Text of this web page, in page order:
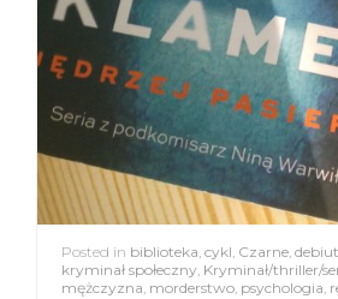
Posted in biblioteka cykl Czarne debiut
kryminał społeczny Kryminał/thriller/
mężczyzna morderstwo psychologia